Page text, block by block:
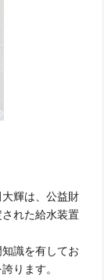
輝は、公益財
れた給水装置
識を有してお
ります。